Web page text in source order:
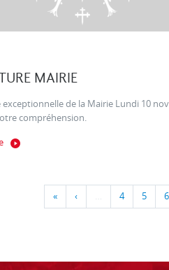
MAIRIE
exceptionnelle de la Mairie Lundi 10
compréhension.
« ‹ … 4 5 6